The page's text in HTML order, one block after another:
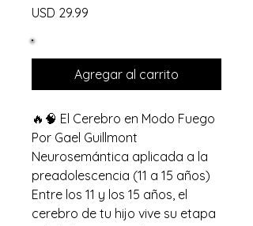
USD 29.99
Agregar al carrito
🔥🧠 El Cerebro en Modo Fuego
Por Gael Guillmont
Neurosemántica aplicada a la
preadolescencia (11 a 15 años)
Entre los 11 y los 15 años, el
cerebro de tu hijo vive su etapa